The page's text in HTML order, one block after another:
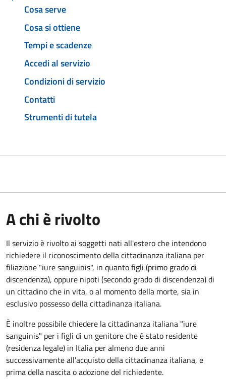
Cosa serve
Cosa si ottiene
Tempi e scadenze
Accedi al servizio
Condizioni di servizio
Contatti
Strumenti di tutela
A chi è rivolto
Il servizio è rivolto ai soggetti nati all'estero che intendono
richiedere il riconoscimento della cittadinanza italiana per
filiazione "iure sanguinis", in quanto figli (primo grado di
discendenza), oppure nipoti (secondo grado di discendenza) di
un cittadino che in vita, o al momento della morte, sia in
esclusivo possesso della cittadinanza italiana.
È inoltre possibile chiedere la cittadinanza italiana "iure
sanguinis" per i figli di un genitore che è stato residente
(residenza legale) in Italia per almeno due anni
successivamente all'acquisto della cittadinanza italiana, e
prima della nascita o adozione del richiedente.